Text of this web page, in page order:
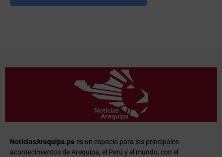
NoticiasArequipa.pe es un espacio para los principales
acontecimientos de Arequipa, el Perú y el mundo, con el